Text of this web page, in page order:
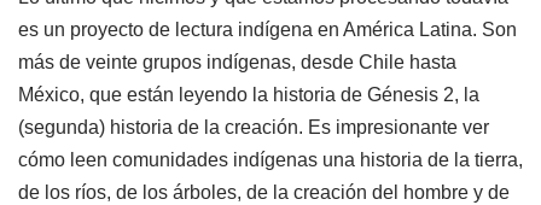
es un proyecto de lectura indígena en América Latina. Son
más de veinte grupos indígenas, desde Chile hasta
México, que están leyendo la historia de Génesis 2, la
(segunda) historia de la creación. Es impresionante ver
cómo leen comunidades indígenas una historia de la tierra,
de los ríos, de los árboles, de la creación del hombre y de